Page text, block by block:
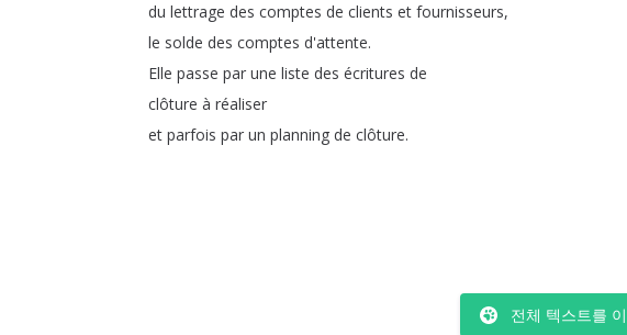
du lettrage des comptes de clients et fournisseurs,
le solde des comptes d'attente.
Elle passe par une liste des écritures de
clôture à réaliser
et parfois par un planning de clôture.
전체 텍스트를